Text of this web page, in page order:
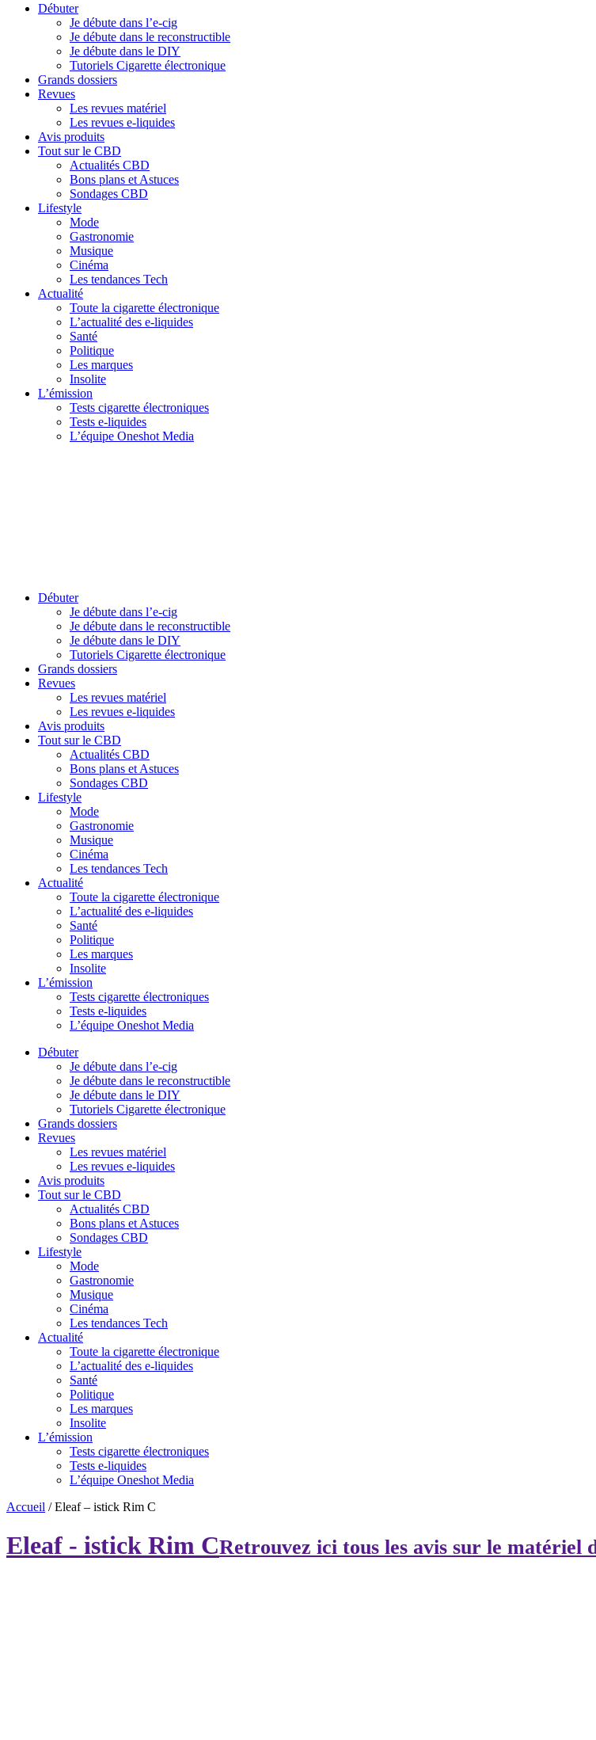
Débuter
Je débute dans l’e-cig
Je débute dans le reconstructible
Je débute dans le DIY
Tutoriels Cigarette électronique
Grands dossiers
Revues
Les revues matériel
Les revues e-liquides
Avis produits
Tout sur le CBD
Actualités CBD
Bons plans et Astuces
Sondages CBD
Lifestyle
Mode
Gastronomie
Musique
Cinéma
Les tendances Tech
Actualité
Toute la cigarette électronique
L’actualité des e-liquides
Santé
Politique
Les marques
Insolite
L’émission
Tests cigarette électroniques
Tests e-liquides
L’équipe Oneshot Media
Débuter
Je débute dans l’e-cig
Je débute dans le reconstructible
Je débute dans le DIY
Tutoriels Cigarette électronique
Grands dossiers
Revues
Les revues matériel
Les revues e-liquides
Avis produits
Tout sur le CBD
Actualités CBD
Bons plans et Astuces
Sondages CBD
Lifestyle
Mode
Gastronomie
Musique
Cinéma
Les tendances Tech
Actualité
Toute la cigarette électronique
L’actualité des e-liquides
Santé
Politique
Les marques
Insolite
L’émission
Tests cigarette électroniques
Tests e-liquides
L’équipe Oneshot Media
Débuter
Je débute dans l’e-cig
Je débute dans le reconstructible
Je débute dans le DIY
Tutoriels Cigarette électronique
Grands dossiers
Revues
Les revues matériel
Les revues e-liquides
Avis produits
Tout sur le CBD
Actualités CBD
Bons plans et Astuces
Sondages CBD
Lifestyle
Mode
Gastronomie
Musique
Cinéma
Les tendances Tech
Actualité
Toute la cigarette électronique
L’actualité des e-liquides
Santé
Politique
Les marques
Insolite
L’émission
Tests cigarette électroniques
Tests e-liquides
L’équipe Oneshot Media
Accueil /Eleaf – istick Rim C
Eleaf - istick Rim CRetrouvez ici tous les avis sur le matériel